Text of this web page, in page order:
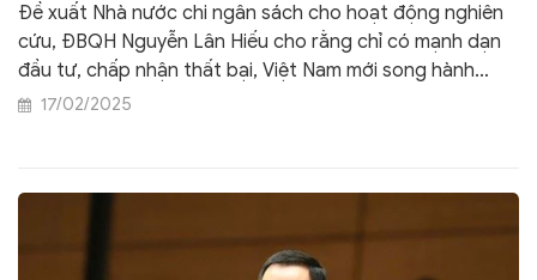
Đề xuất Nhà nước chi ngân sách cho hoạt động nghiên
cứu, ĐBQH Nguyễn Lân Hiếu cho rằng chỉ có mạnh dạn
đầu tư, chấp nhận thất bại, Việt Nam mới song hành
cùng các nước trong phát triển khoa học.
17/02/2025